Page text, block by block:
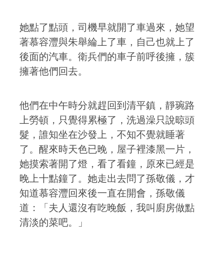
她點了點頭，司機早就開了車過來，她望
著慕容灃與朱舉綸上了車，自己也就上了
後面的汽車。衛兵們的車子前呼後擁，簇
擁著他們回去。
他們在中午時分就趕回到清平鎮，靜琬路
上勞頓，只覺得累極了，洗過澡只說晾頭
髮，誰知坐在沙發上，不知不覺就睡著
了。醒來時天色已晚，屋子裡漆黑一片，
她摸索著開了燈，看了看鐘，原來已經是
晚上十點鐘了。她走出去問了孫敬儀，才
知道慕容灃回來後一直在開會，孫敬儀
道：「夫人還沒有吃晚飯，我叫廚房做點
清淡的菜吧。」